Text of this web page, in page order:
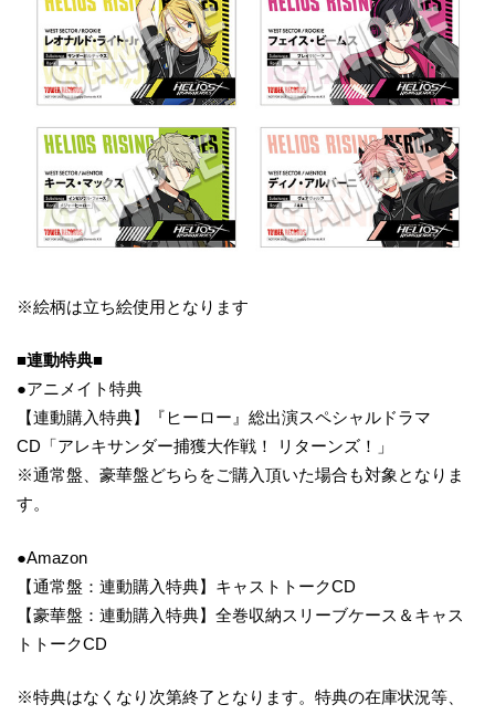
※絵柄は立ち絵使用となります
■連動特典■
●アニメイト特典
【連動購入特典】『ヒーロー』総出演スペシャルドラマ
CD「アレキサンダー捕獲大作戦！ リターンズ！」
※通常盤、豪華盤どちらをご購入頂いた場合も対象となりま
す。
●Amazon
【通常盤：連動購入特典】キャストトークCD
【豪華盤：連動購入特典】全巻収納スリーブケース＆キャス
トトークCD
※特典はなくなり次第終了となります。特典の在庫状況等、